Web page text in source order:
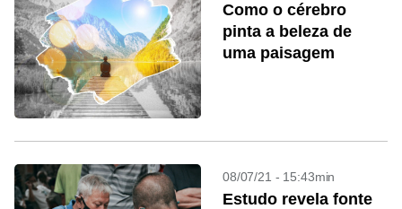
Como o cérebro
pinta a beleza de
uma paisagem
08/07/21 - 15:43min
Estudo revela fonte